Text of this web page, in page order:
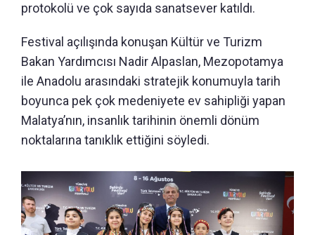
protokolü ve çok sayıda sanatsever katıldı.
Festival açılışında konuşan Kültür ve Turizm
Bakan Yardımcısı Nadir Alpaslan, Mezopotamya
ile Anadolu arasındaki stratejik konumuyla tarih
boyunca pek çok medeniyete ev sahipliği yapan
Malatya’nın, insanlık tarihinin önemli dönüm
noktalarına tanıklık ettiğini söyledi.